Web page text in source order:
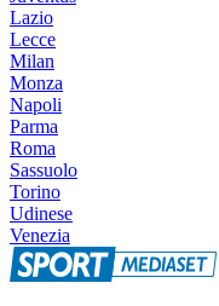
Lazio
Lecce
Milan
Monza
Napoli
Parma
Roma
Sassuolo
Torino
Udinese
Venezia